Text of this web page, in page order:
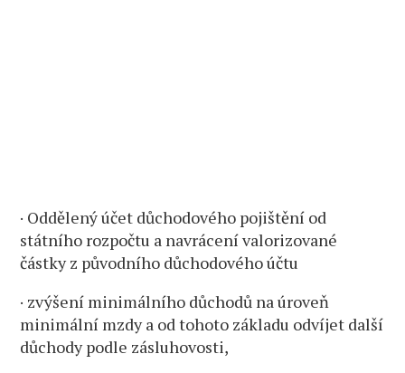
· Oddělený účet důchodového pojištění od
státního rozpočtu a navrácení valorizované
částky z původního důchodového účtu
· zvýšení minimálního důchodů na úroveň
minimální mzdy a od tohoto základu odvíjet další
důchody podle zásluhovosti,